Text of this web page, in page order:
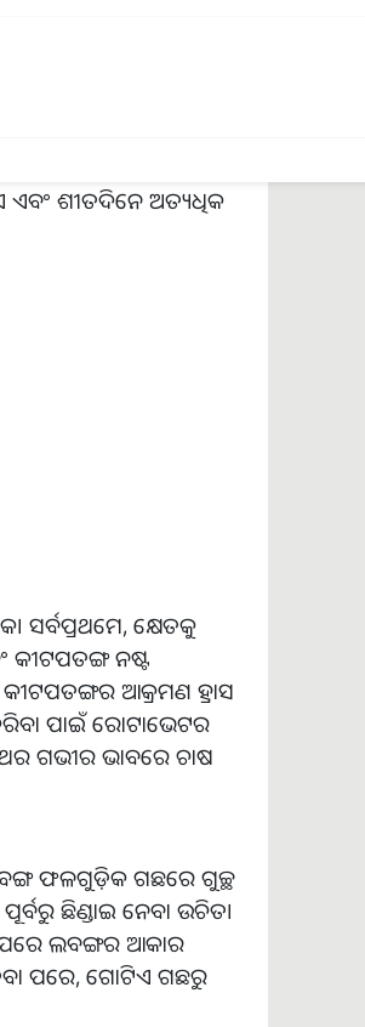
ଏବଂ ଶୀତଦିନେ ଅତ୍ୟଧିକ
ସର୍ବପ୍ରଥମେ, କ୍ଷେତକୁ
କୀଟପତଙ୍ଗ ନଷ୍ଟ
ଆକ୍ରମଣ ହ୍ରାସ
ପାଇଁ ରୋଟାଭେଟର
ଗଭୀର ଭାବରେ ଚାଷ
ଫଳଗୁଡ଼ିକ ଗଛରେ ଗୁଚ୍ଛ
ଛିଣ୍ଡାଇ ନେବା ଉଚିତ।
ପରେ ଲବଙ୍ଗର ଆକାର
ପରେ, ଗୋଟିଏ ଗଛରୁ